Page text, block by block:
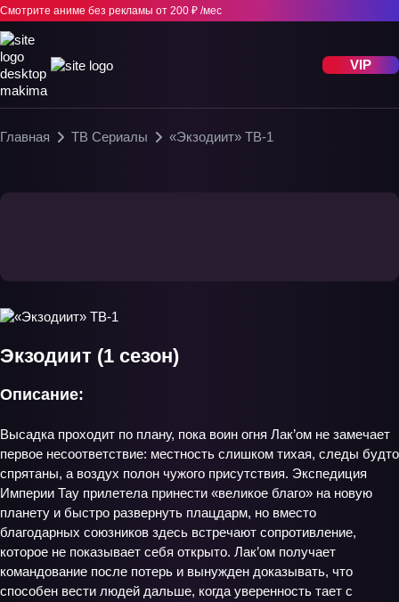
Смотрите аниме без рекламы от 200 ₽ /мес
VIP
Главная ТВ Сериалы «Экзодиит» ТВ-1
Экзодиит (1 сезон)
Описание:
Высадка проходит по плану, пока воин огня Лак’ом не замечает
первое несоответствие: местность слишком тихая, следы будто
спрятаны, а воздух полон чужого присутствия. Экспедиция
Империи Тау прилетела принести «великое благо» на новую
планету и быстро развернуть плацдарм, но вместо
благодарных союзников здесь встречают сопротивление,
которое не показывает себя открыто. Лак’ом получает
командование после потерь и вынужден доказывать, что
способен вести людей дальше, когда уверенность тает с